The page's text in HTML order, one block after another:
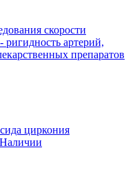
скорости
ригидность артерий,
препаратов
циркония